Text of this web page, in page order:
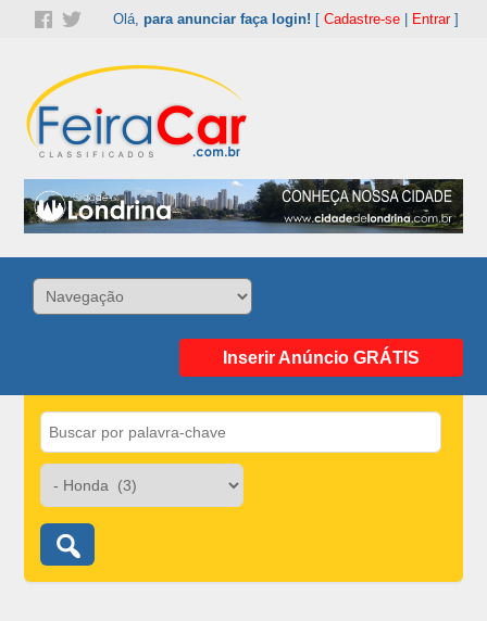
Olá, para anunciar faça login! [ Cadastre-se| Entrar]
Inserir Anúncio GRÁTIS